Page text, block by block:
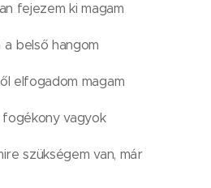
fejezem ki magam
a belső hangom
elfogadom magam
vagyok
szükségem van, már